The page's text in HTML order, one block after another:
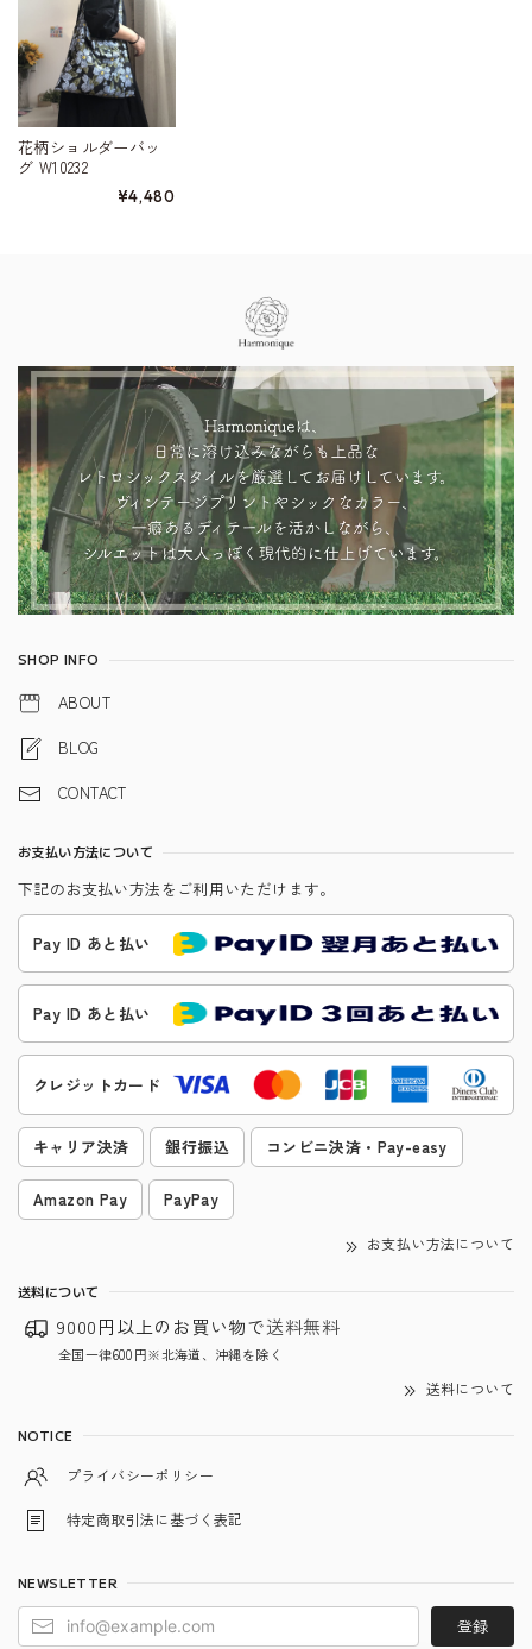
花柄ショルダーバッ
グ W10232
¥4,480
SHOP INFO
ABOUT
BLOG
CONTACT
お支払い方法について
下記のお支払い方法をご利用いただけます。
Pay ID あと払い
Pay ID あと払い
クレジットカード
キャリア決済 銀行振込 コンビニ決済・Pay-easy
Amazon Pay PayPay
お支払い方法について
送料について
9000円以上のお買い物で送料無料
全国一律600円※北海道、沖縄を除く
送料について
NOTICE
プライバシーポリシー
特定商取引法に基づく表記
NEWSLETTER
登録